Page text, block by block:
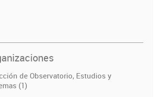
de Observatorio, Estudios y
(1)